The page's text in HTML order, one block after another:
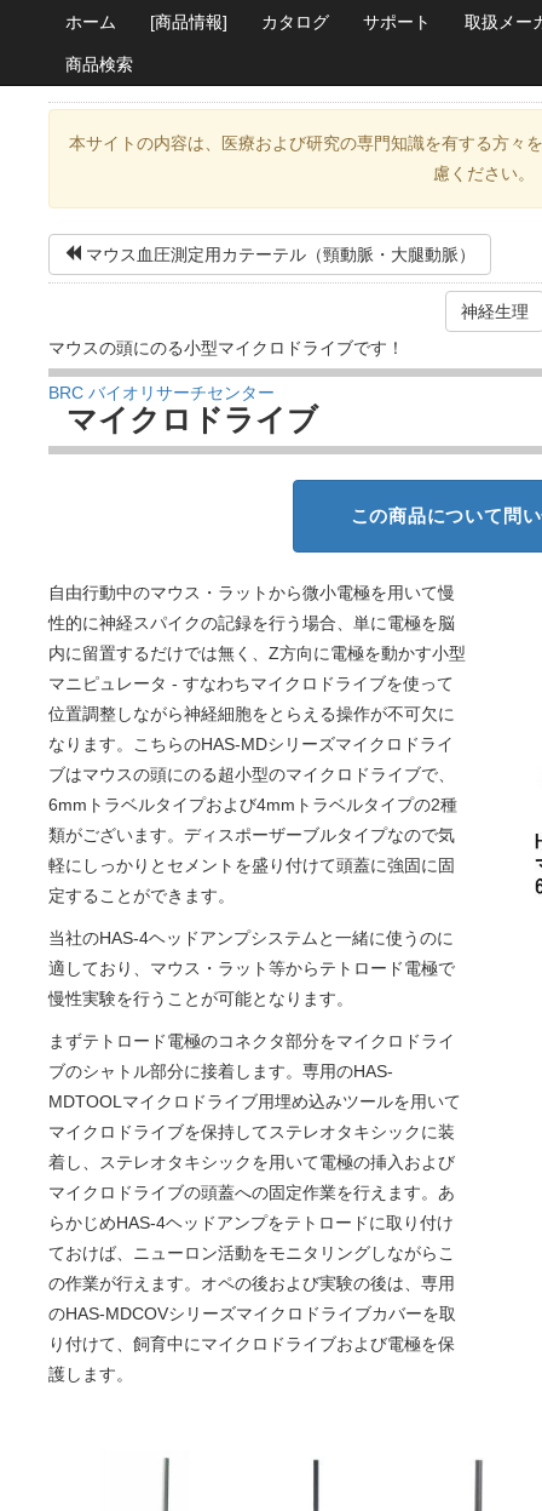
ホーム [商品情報] カタログ サポート 取扱メー
商品検索
本サイトの内容は、医療および研究の専門知識を有する方々
慮ください。
マウス血圧測定用カテーテル（頸動脈・大腿動脈）
神経生理
マウスの頭にのる小型マイクロドライブです！
BRC バイオリサーチセンター
マイクロドライブ
この商品について問
自由行動中のマウス・ラットから微小電極を用いて慢
性的に神経スパイクの記録を行う場合、単に電極を脳
内に留置するだけでは無く、Z方向に電極を動かす小型
マニピュレータ - すなわちマイクロドライブを使って
位置調整しながら神経細胞をとらえる操作が不可欠に
なります。こちらのHAS-MDシリーズマイクロドライ
ブはマウスの頭にのる超小型のマイクロドライブで、
6mmトラベルタイプおよび4mmトラベルタイプの2種
類がございます。ディスポーザーブルタイプなので気
軽にしっかりとセメントを盛り付けて頭蓋に強固に固
定することができます。
当社のHAS-4ヘッドアンプシステムと一緒に使うのに
適しており、マウス・ラット等からテトロード電極で
慢性実験を行うことが可能となります。
まずテトロード電極のコネクタ部分をマイクロドライ
ブのシャトル部分に接着します。専用のHAS-
MDTOOLマイクロドライブ用埋め込みツールを用いて
マイクロドライブを保持してステレオタキシックに装
着し、ステレオタキシックを用いて電極の挿入および
マイクロドライブの頭蓋への固定作業を行えます。あ
らかじめHAS-4ヘッドアンプをテトロードに取り付け
ておけば、ニューロン活動をモニタリングしながらこ
の作業が行えます。オペの後および実験の後は、専用
のHAS-MDCOVシリーズマイクロドライブカバーを取
り付けて、飼育中にマイクロドライブおよび電極を保
護します。